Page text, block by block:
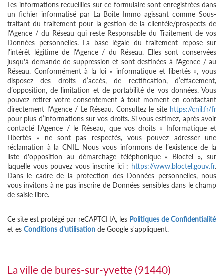
Les informations recueillies sur ce formulaire sont enregistrées dans
un fichier informatisé par La Boite Immo agissant comme Sous-
traitant du traitement pour la gestion de la clientèle/prospects de
l'Agence / du Réseau qui reste Responsable du Traitement de vos
Données personnelles. La base légale du traitement repose sur
l'intérêt légitime de l'Agence / du Réseau. Elles sont conservées
jusqu'à demande de suppression et sont destinées à l'Agence / au
Réseau. Conformément à la loi « informatique et libertés », vous
disposez des droits d’accès, de rectification, d’effacement,
d’opposition, de limitation et de portabilité de vos données. Vous
pouvez retirer votre consentement à tout moment en contactant
directement l’Agence / Le Réseau. Consultez le site https://cnil.fr/fr
pour plus d’informations sur vos droits. Si vous estimez, après avoir
contacté l'Agence / le Réseau, que vos droits « Informatique et
Libertés » ne sont pas respectés, vous pouvez adresser une
réclamation à la CNIL. Nous vous informons de l’existence de la
liste d'opposition au démarchage téléphonique « Bloctel », sur
laquelle vous pouvez vous inscrire ici : https://www.bloctel.gouv.fr.
Dans le cadre de la protection des Données personnelles, nous
vous invitons à ne pas inscrire de Données sensibles dans le champ
de saisie libre.
Ce site est protégé par reCAPTCHA, les Politiques de Confidentialité
et es Conditions d'utilisation de Google s'appliquent.
la ville de bures-sur-yvette (91440)